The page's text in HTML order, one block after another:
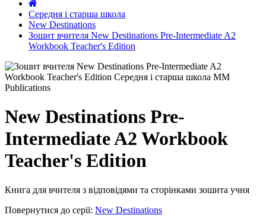
Середня і старша школа
New Destinations
Зошит вчителя New Destinations Pre-Intermediate A2
Workbook Teacher's Edition
New Destinations Pre-
Intermediate A2 Workbook
Teacher's Edition
Книга для вчителя з відповідями та сторінками зошита учня
Повернутися до серії: New Destinations